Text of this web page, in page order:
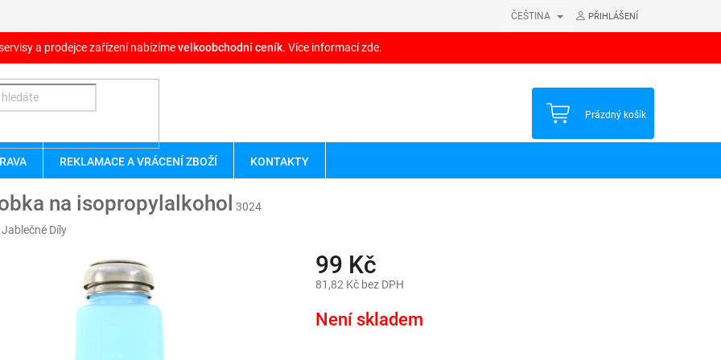
ČEŠTINA PŘIHLÁŠENÍ
a prodejce zařízení nabízímevelkoobchodní ceník. Více informací zde.
NÁKUPNÍ
Prázdný košík
REKLAMACE A VRÁCENÍ ZBOŽÍ KONTAKTY
na isopropylalkohol
3024
Jablečné Díly
99 Kč
81,82 Kč bez DPH
cena:
Není skladem